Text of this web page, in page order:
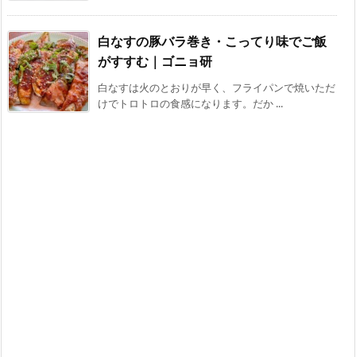
白なすの豚バラ巻き・こってり味でご飯
がすすむ｜ゴニョ研
白なすは火のとおりが早く、フライパンで焼いただ
けでトロトロの食感になります。だか ...